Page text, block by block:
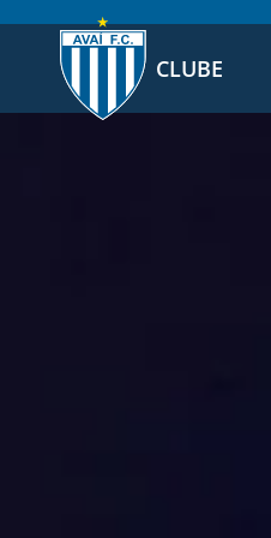
CLUBE